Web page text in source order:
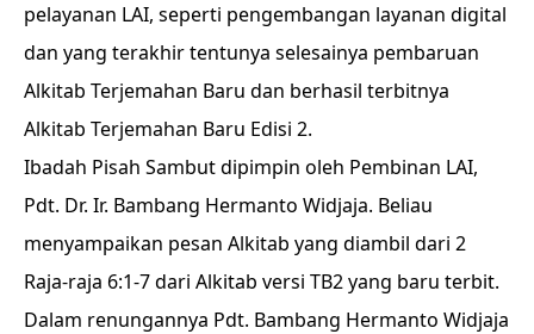
pelayanan LAI, seperti pengembangan layanan digital
dan yang terakhir tentunya selesainya pembaruan
Alkitab Terjemahan Baru dan berhasil terbitnya
Alkitab Terjemahan Baru Edisi 2.
Ibadah Pisah Sambut dipimpin oleh Pembinan LAI,
Pdt. Dr. Ir. Bambang Hermanto Widjaja. Beliau
menyampaikan pesan Alkitab yang diambil dari 2
Raja-raja 6:1-7 dari Alkitab versi TB2 yang baru terbit.
Dalam renungannya Pdt. Bambang Hermanto Widjaja